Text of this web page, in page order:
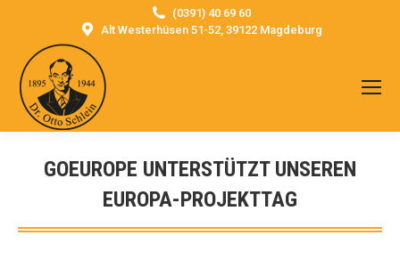
(0391) 40 69 60
Alt Westerhüsen 51-52, 39122 Magdeburg
GOEUROPE UNTERSTÜTZT UNSEREN
EUROPA-PROJEKTTAG
Sie befinden sich hier: